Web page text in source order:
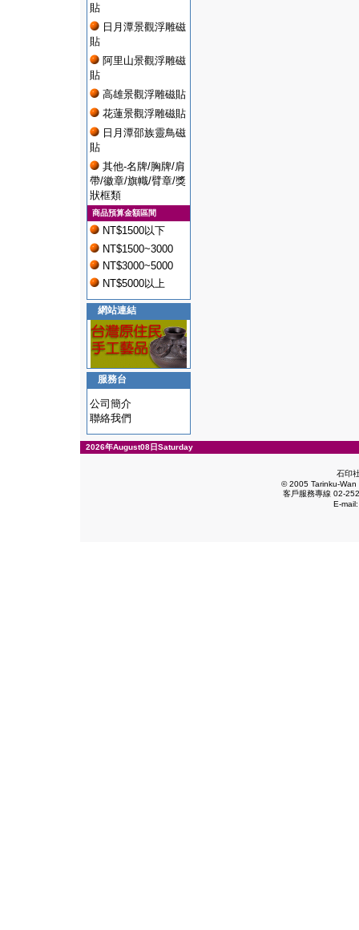
貼
日月潭景觀浮雕磁
貼
阿里山景觀浮雕磁
貼
高雄景觀浮雕磁貼
花蓮景觀浮雕磁貼
日月潭邵族靈鳥磁
貼
其他-名牌/胸牌/肩
帶/徽章/旗幟/臂章/獎
狀框類
商品預算金額區間
NT$1500以下
NT$1500~3000
NT$3000~5000
NT$5000以上
網站連結
服務台
公司簡介
聯絡我們
2026年August08日Saturday
石印
© 2005 Tarinku-Wan
客戶服務專線 02-
E-